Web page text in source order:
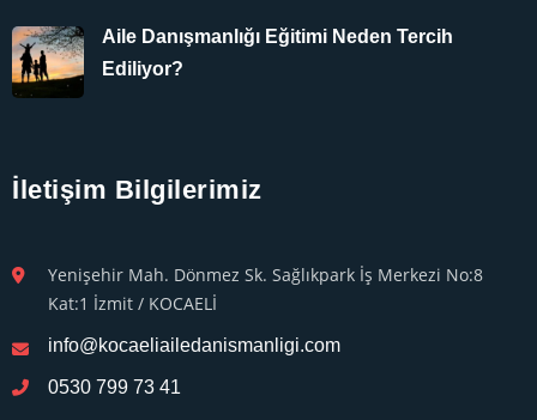
Aile Danışmanlığı Eğitimi Neden Tercih
Ediliyor?
İletişim Bilgilerimiz
Yenişehir Mah. Dönmez Sk. Sağlıkpark İş Merkezi No:8
Kat:1 İzmit / KOCAELİ
info@kocaeliailedanismanligi.com
0530 799 73 41